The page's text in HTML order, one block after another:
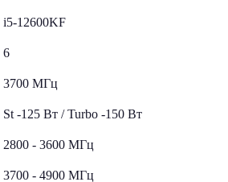
i5-12600KF
6
3700 МГц
St -125 Вт / Turbo -150 Вт
2800 - 3600 МГц
3700 - 4900 МГц